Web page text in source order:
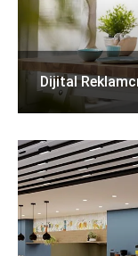
Dijital